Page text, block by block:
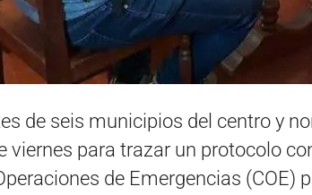
de seis municipios del centro y
viernes para trazar un protocolo
de Emergencias (COE)